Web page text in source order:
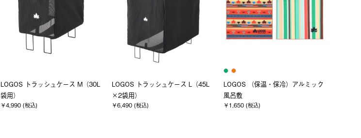
LOGOS トラッシュケース M（30L
袋用）
￥4,990 (税込)
LOGOS トラッシュケース L（45L
×2袋用）
￥6,490 (税込)
LOGOS （保温・保冷）アルミック
風呂敷
￥1,650 (税込)